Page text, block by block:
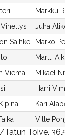
Markku
Juha
Säihke Marko
Martti
Viemä Mikael
Harri
Kari
Ville
Tatun Toive,